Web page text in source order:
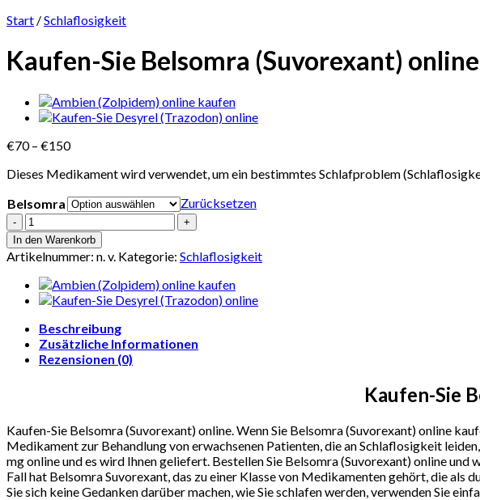
Start /Schlaflosigkeit
Kaufen-Sie Belsomra (Suvorexant) online
€70 – €150Preisspanne:
bis
Dieses Medikament wird verwendet, um ein bestimmtes Schlafproblem
Belsomra
Zurücksetzen
Kaufen-
Sie
Belsomra
(Suvorexant)
online
Menge
In den Warenkorb
Artikelnummer: n. v. Kategorie: Schlaflosigkeit
Beschreibung
Zusätzliche Informationen
Rezensionen (0)
Kaufen-Sie
Kaufen-Sie Belsomra (Suvorexant) online. Wenn Sie Belsomra (Suvorexant) online
Medikament zur Behandlung von erwachsenen Patienten, die an Schlaflosigkeit
mg online und es wird Ihnen geliefert. Bestellen Sie Belsomra (Suvorexant) online
Fall hat Belsomra Suvorexant, das zu einer Klasse von Medikamenten gehört, die
Sie sich keine Gedanken darüber machen, wie Sie schlafen werden, verwenden Sie